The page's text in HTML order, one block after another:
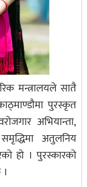
मन्त्रालयले सातै
पुरस्कृत
अभियान्ता,
अतुलनिय
हो । पुरस्कारको